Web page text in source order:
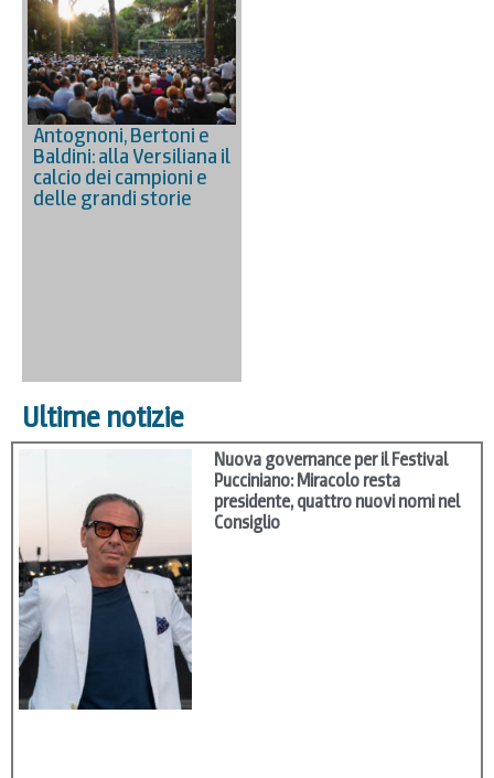
Antognoni, Bertoni e
Baldini: alla Versiliana il
calcio dei campioni e
delle grandi storie
Ultime notizie
Nuova governance per il Festival
Pucciniano: Miracolo resta
presidente, quattro nuovi nomi nel
Consiglio